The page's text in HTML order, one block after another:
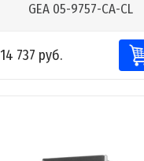
GEA 05-9757-CA-CL
14 737 руб.